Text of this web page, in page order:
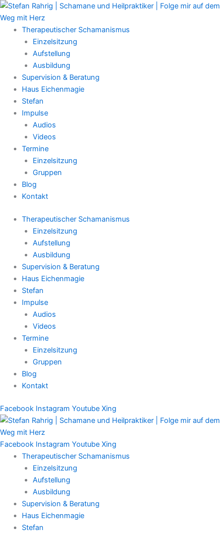
Zum
Inhalt
springenTherapeutischer Schamanismus
Einzelsitzung
Aufstellung
Ausbildung
Supervision & Beratung
Haus Eichenmagie
Stefan
Impulse
Audios
Videos
Termine
Einzelsitzung
Gruppen
Blog
Kontakt
Therapeutischer Schamanismus
Einzelsitzung
Aufstellung
Ausbildung
Supervision & Beratung
Haus Eichenmagie
Stefan
Impulse
Audios
Videos
Termine
Einzelsitzung
Gruppen
Blog
Kontakt
Facebook Instagram Youtube Xing
Facebook Instagram Youtube Xing
Therapeutischer Schamanismus
Einzelsitzung
Aufstellung
Ausbildung
Supervision & Beratung
Haus Eichenmagie
Stefan
Main
Menu